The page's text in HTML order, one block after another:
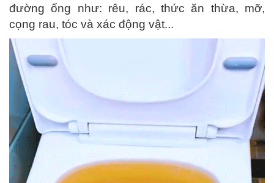
đường ống như: rêu, rác, thức ăn thừa, mỡ,
cọng rau, tóc và xác động vật...